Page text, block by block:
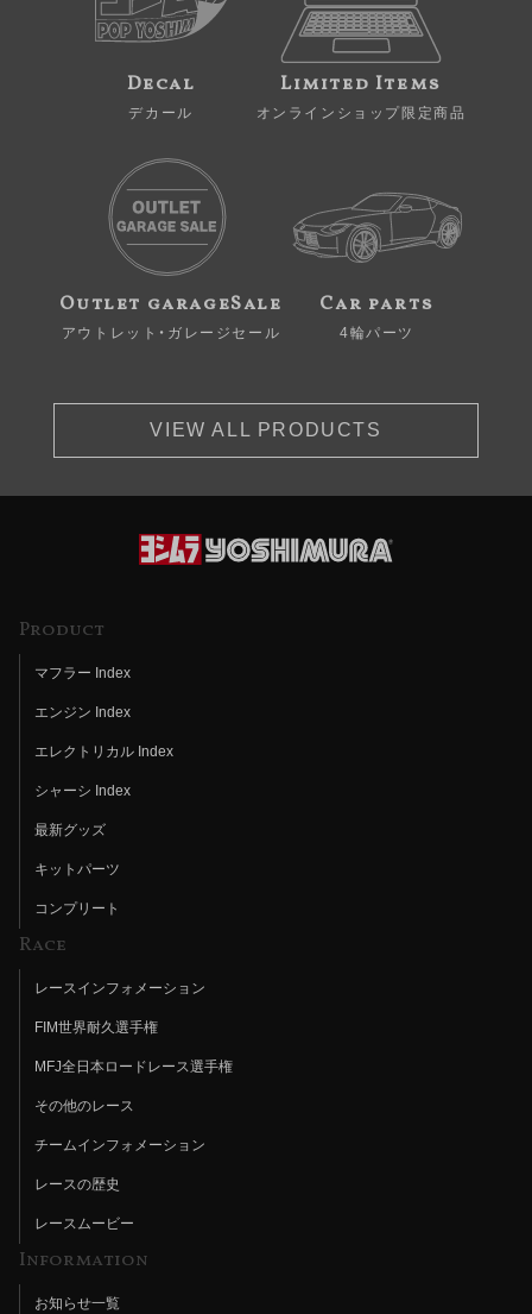
Decal
デカール
Limited Items
オンラインショップ限定商品
Outlet garageSale
アウトレット・ガレージセール
Car parts
4輪パーツ
VIEW ALL PRODUCTS
Product
マフラー Index
エンジン Index
エレクトリカル Index
シャーシ Index
最新グッズ
キットパーツ
コンプリート
Race
レースインフォメーション
FIM世界耐久選手権
MFJ全日本ロードレース選手権
その他のレース
チームインフォメーション
レースの歴史
レースムービー
Information
お知らせ一覧